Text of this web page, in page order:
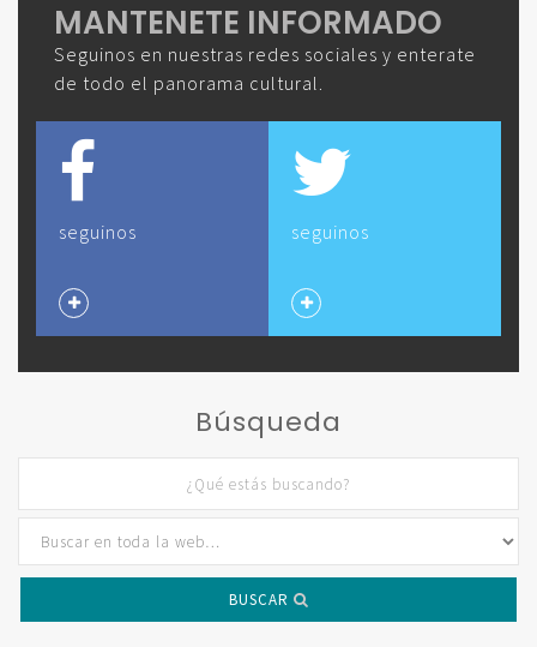
MANTENETE INFORMADO
Seguinos en nuestras redes sociales y enterate
de todo el panorama cultural.
seguinos seguinos
Búsqueda
BUSCAR